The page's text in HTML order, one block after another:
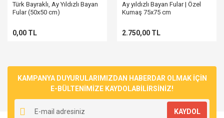
Türk Bayraklı, Ay Yıldızlı Bayan
Fular (50x50 cm)
0,00 TL
Ay yıldızlı Bayan Fular | Özel
Kumaş 75x75 cm
2.750,00 TL
KAMPANYA DUYURULARIMIZDAN HABERDAR OLMAK İÇİN
E-BÜLTENİMİZE KAYDOLABİLİRSİNİZ!
KAYDOL